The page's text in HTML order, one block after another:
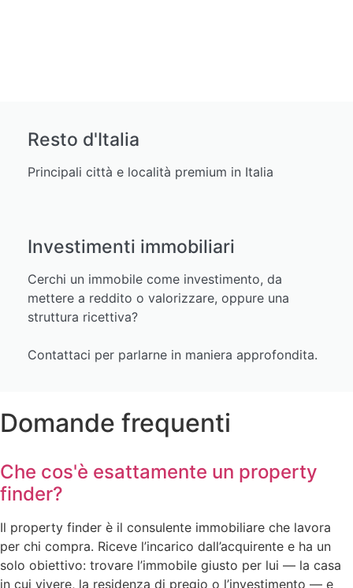
Resto d'Italia
Principali città e località premium in Italia
Investimenti immobiliari
Cerchi un immobile come investimento, da
mettere a reddito o valorizzare, oppure una
struttura ricettiva?
Contattaci per parlarne in maniera approfondita.
Domande frequenti
Che cos'è esattamente un property
finder?
Il property finder è il consulente immobiliare che lavora
per chi compra. Riceve l’incarico dall’acquirente e ha un
solo obiettivo: trovare l’immobile giusto per lui — la casa
in cui vivere, la residenza di pregio o l’investimento — e